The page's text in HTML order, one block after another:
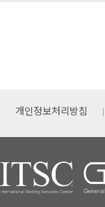
개인정보처리방침